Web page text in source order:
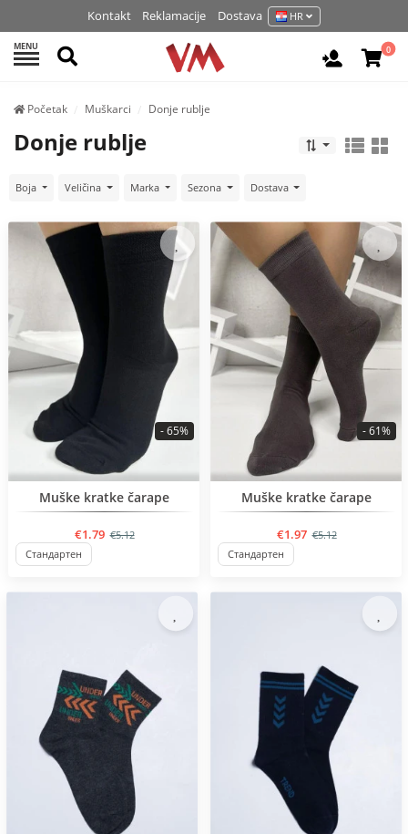
Kontakt Reklamacije Dostava HR
MENU Pretraži Prijavite
0
Početak Muškarci Donje rublje
Donje rublje
Boja Veličina Marka Sezona Dostava
BESTSELLER
Muške kratke čarape
€1.79 €5.12
- 65%
Стандартен
BESTSELLER
Muške kratke čarape
€1.97 €5.12
- 61%
Стандартен